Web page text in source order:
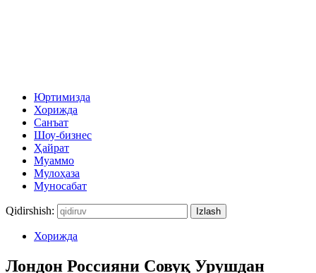
Юртимизда
Хорижда
Санъат
Шоу-бизнес
Ҳайрат
Муаммо
Мулоҳаза
Муносабат
Qidirshish:
Хорижда
Лондон Россияни Совуқ Урушдан